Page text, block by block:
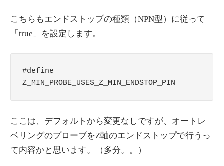
こちらもエンドストップの種類（NPN型）に従って
「true」を設定します。
#define
Z_MIN_PROBE_USES_Z_MIN_ENDSTOP_PIN
ここは、デフォルトから変更なしですが、オートレ
ベリングのプローブをZ軸のエンドストップで行うっ
て内容かと思います。（多分。。）